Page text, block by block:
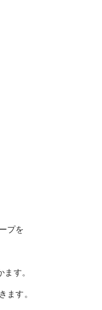
プを
す。
ます。